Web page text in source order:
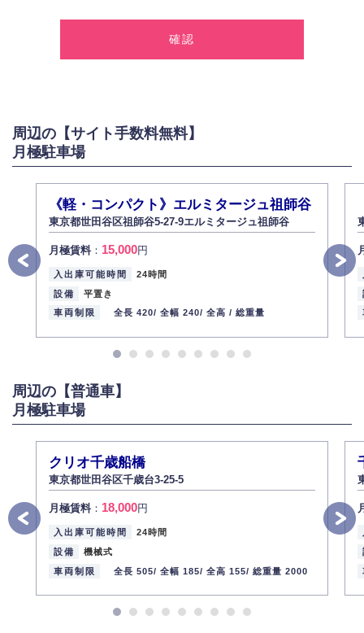
2.個人情報の利用
お問い合わせに対する回答、資料等の送付
採用に関する回答、情報の提供
弊社は取り扱う個人情報の外部への漏洩を防止し、その利用目的に応じて
適切かつ安全に管理します。
4.個人情報の第三者提供
法的義務など正当な理由に基づく要請があった場合を除き、お客様の個人
情報をご本人の同意なく第三者に提供いたしません。
5.個人情報の開示・訂正・削除
お客様ご本人から自己の個人情報開示の請求があった場合、すみやかに開
ん）。
また、個人情報の内容に誤りがあり、ご本人から訂正・追加・削除の請求
6.個人情報管理の社内教育
弊社社員全員が、個人情報の取り扱いについての重要性を理解し、より適
切に管理するよう社内教育を実施してまいります。
代表取締役社長 野口 幸男
周辺の【サイト手数料無料】
月極駐車場
《軽・コンパクト》エルミタージュ祖師谷
東京都世田谷区祖師谷5-27-9エルミタージュ祖師谷
月極賃料： 15,000円
入出庫可能時間
24時間
設備
平置き
車両制限
全長 420/ 全幅 240/ 全高 / 総重量
周辺の【普通車】
月極駐車場
クリオ千歳船橋
東京都世田谷区千歳台3-25-5
月極賃料： 18,000円
入出庫可能時間
24時間
設備
機械式
車両制限
全長 505/ 全幅 185/ 全高 155/ 総重量 2000